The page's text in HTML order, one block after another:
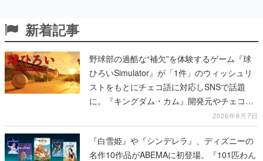
新着記事
野球部の過酷な“補欠”を体験するゲーム『球
ひろいSimulator』が「1件」のウィッシュリ
ストをもとにチェコ語に対応しSNSで話題
に。『キングダム・カム』開発元やチェコの
2026年8月7日
『白雪姫』や『シンデレラ』、ディズニーの
名作10作品がABEMAに初登場。『101匹わん